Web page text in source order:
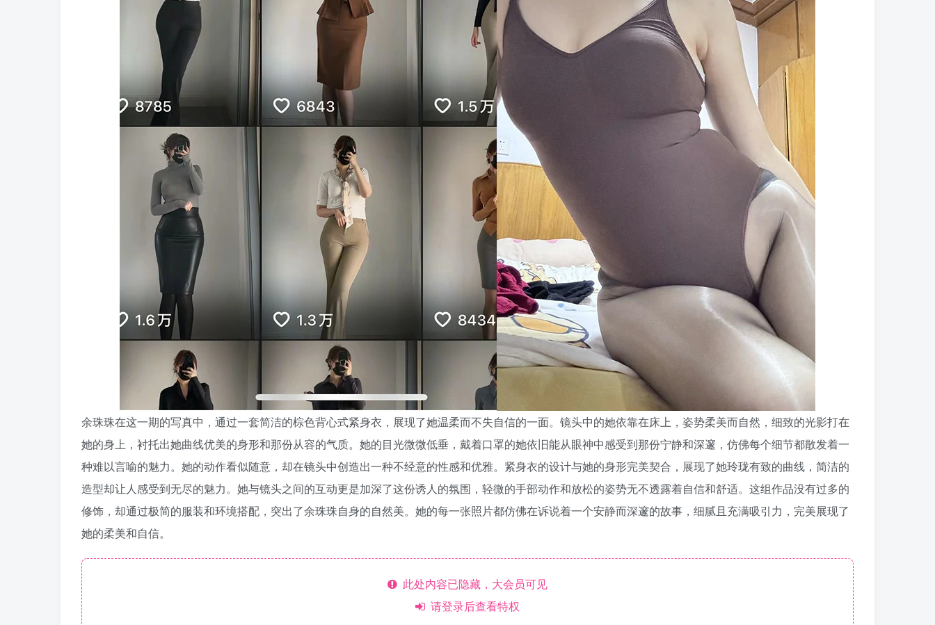
余珠珠在这一期的写真中，通过一套简洁的棕色背心式紧身衣，展现了她温柔而不失自信的一面。镜头中的她依靠在床上，姿势柔美而自然，细致的光影打在
她的身上，衬托出她曲线优美的身形和那份从容的气质。她的目光微微低垂，戴着口罩的她依旧能从眼神中感受到那份宁静和深邃，仿佛每个细节都散发着一
种难以言喻的魅力。她的动作看似随意，却在镜头中创造出一种不经意的性感和优雅。紧身衣的设计与她的身形完美契合，展现了她玲珑有致的曲线，简洁的
造型却让人感受到无尽的魅力。她与镜头之间的互动更是加深了这份诱人的氛围，轻微的手部动作和放松的姿势无不透露着自信和舒适。这组作品没有过多的
修饰，却通过极简的服装和环境搭配，突出了余珠珠自身的自然美。她的每一张照片都仿佛在诉说着一个安静而深邃的故事，细腻且充满吸引力，完美展现了
她的柔美和自信。
此处内容已隐藏，大会员可见
请登录后查看特权